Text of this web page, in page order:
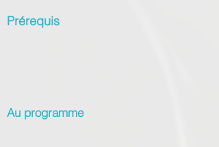
Prérequis
Au programme